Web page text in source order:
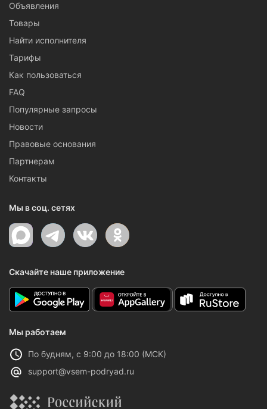
Объявления
Товары
Найти исполнителя
Тарифы
Как пользоваться
FAQ
Популярные запросы
Новости
Правовые основания
Партнерам
Контакты
Мы в соц. сетях
Скачайте наше приложение
Мы работаем
По будням, с 9:00 до 18:00 (МСК)
support@vsem-podryad.ru